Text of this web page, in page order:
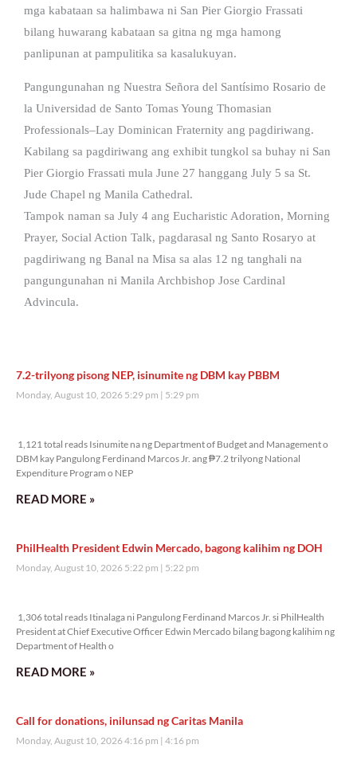
mga kabataan sa halimbawa ni San Pier Giorgio Frassati
bilang huwarang kabataan sa gitna ng mga hamong
panlipunan at pampulitika sa kasalukuyan.
Pangungunahan ng Nuestra Señora del Santísimo Rosario de
la Universidad de Santo Tomas Young Thomasian
Professionals–Lay Dominican Fraternity ang pagdiriwang.
Kabilang sa pagdiriwang ang exhibit tungkol sa buhay ni San
Pier Giorgio Frassati mula June 27 hanggang July 5 sa St.
Jude Chapel ng Manila Cathedral.
Tampok naman sa July 4 ang Eucharistic Adoration, Morning
Prayer, Social Action Talk, pagdarasal ng Santo Rosaryo at
pagdiriwang ng Banal na Misa sa alas 12 ng tanghali na
pangungunahan ni Manila Archbishop Jose Cardinal
Advincula.
7.2-trilyong pisong NEP, isinumite ng DBM kay PBBM
Monday, August 10, 2026 5:29 pm 5:29 pm
1,121 total reads Isinumite na ng Department of Budget and Management o
DBM kay Pangulong Ferdinand Marcos Jr. ang ₱7.2 trilyong National
Expenditure Program o NEP
READ MORE »
PhilHealth President Edwin Mercado, bagong kalihim ng DOH
Monday, August 10, 2026 5:22 pm 5:22 pm
1,306 total reads Itinalaga ni Pangulong Ferdinand Marcos Jr. si PhilHealth
President at Chief Executive Officer Edwin Mercado bilang bagong kalihim ng
Department of Health o
READ MORE »
Call for donations, inilunsad ng Caritas Manila
Monday, August 10, 2026 4:16 pm 4:16 pm